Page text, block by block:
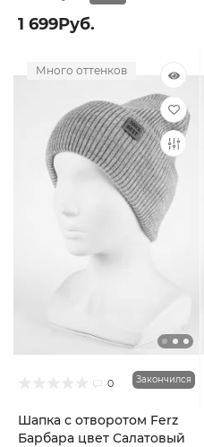
1 699Руб.
Много оттенков
0 Закончился
Шапка с отворотом Ferz
Барбара цвет Салатовый